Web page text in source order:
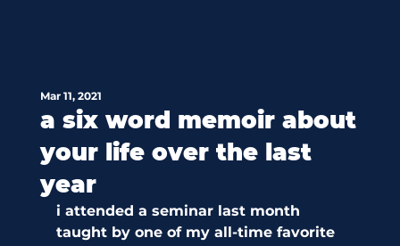
a six word memoir about
your life over the last
year
Mar 11, 2021
i attended a seminar last month
taught by one of my all-time favorite